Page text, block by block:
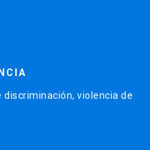
discriminación, violencia de